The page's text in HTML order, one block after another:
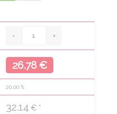
26.78 €
20.00 %
32.14 € *